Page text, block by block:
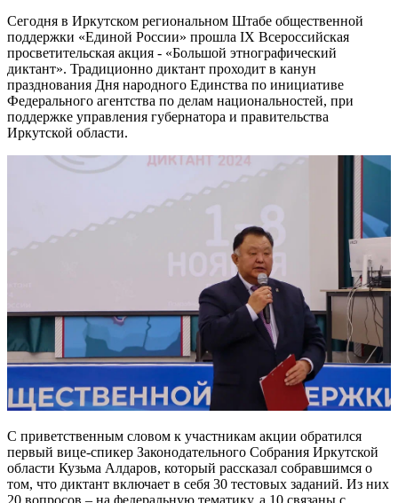
Сегодня в Иркутском региональном Штабе общественной
поддержки «Единой России» прошла IX Всероссийская
просветительская акция - «Большой этнографический
диктант». Традиционно диктант проходит в канун
празднования Дня народного Единства по инициативе
Федерального агентства по делам национальностей, при
поддержке управления губернатора и правительства
Иркутской области.
С приветственным словом к участникам акции обратился
первый вице-спикер Законодательного Собрания Иркутской
области Кузьма Алдаров, который рассказал собравшимся о
том, что диктант включает в себя 30 тестовых заданий. Из них
20 вопросов – на федеральную тематику, а 10 связаны с